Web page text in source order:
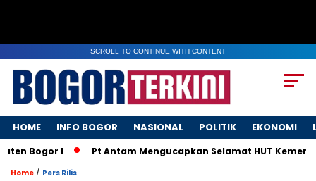
SCROLL TO CONTINUE WITH CONTENT
HOME INFO BOGOR NASIONAL POLITIK EKONOMI
Bogor I Pt Antam Mengucapkan Selamat HUT
Home / Pers Rilis